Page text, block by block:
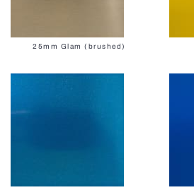
25mm Glam (brushed)